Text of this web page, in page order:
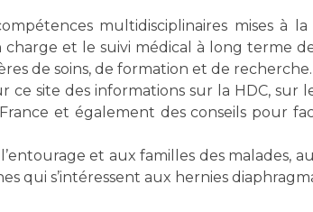
multidisciplinaires mises à
charge et le suivi médical à long terme
de soins, de formation et de recherche.
ce site des informations sur la HDC, sur
et également des conseils pour
l’entourage et aux familles des malades,
qui s’intéressent aux hernies